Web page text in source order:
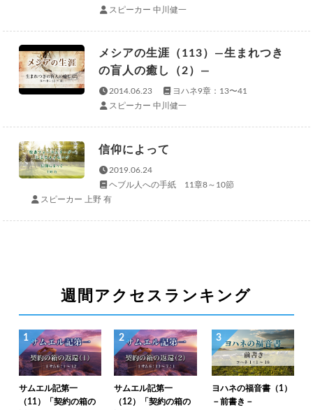
スピーカー 中川健一
メシアの生涯（113）—生まれつき
の盲人の癒し（2）—
2014.06.23
ヨハネ9章：13〜41
スピーカー 中川健一
信仰によって
2019.06.24
ヘブル人への手紙 11章8～10節
スピーカー 上野 有
週間アクセスランキング
1
サムエル記第一
（11）「契約の箱の
2
サムエル記第一
（12）「契約の箱の
3
ヨハネの福音書（1）
－前書き－